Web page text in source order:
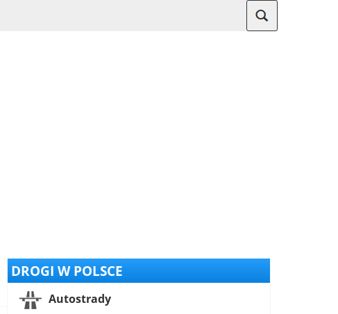
DROGI W POLSCE
Autostrady